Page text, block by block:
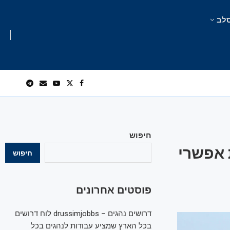
אפשרי
חיפוש
חיפוש
פוסטים אחרונים
דרושים נהגים – drussimjobbs לוח דרושים
בכל הארץ שמציע עבודות לנהגים בכל